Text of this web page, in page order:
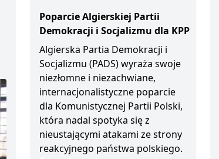
Poparcie Algierskiej Partii
Demokracji i Socjalizmu dla KPP
Algierska Partia Demokracji i
Socjalizmu (PADS) wyraża swoje
niezłomne i niezachwiane,
internacjonalistyczne poparcie
dla Komunistycznej Partii Polski,
która nadal spotyka się z
nieustającymi atakami ze strony
reakcyjnego państwa polskiego.